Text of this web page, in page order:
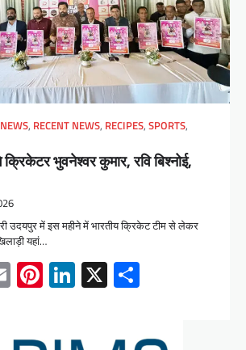
, RECENT NEWS, RECIPES, SPORTS,
भुवनेश्वर कुमार, रवि बिश्नोई,
उदयपुर में इस महीने में भारतीय क्रिकेट टीम से लेकर
यहां…
EmailPinterest
LinkedIn
X